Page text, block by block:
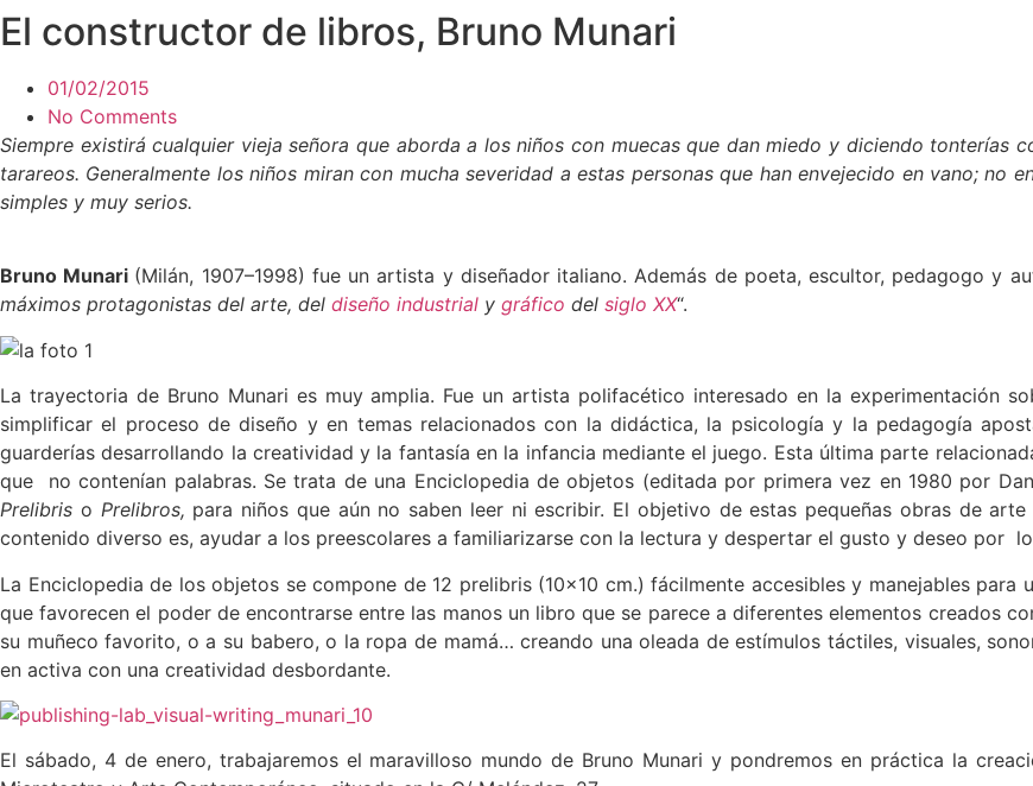
Saltar
al
contenido
El constructor de libros, Bruno Munari
01/02/2015
No Comments
Siempre existirá cualquier vieja señora que aborda a los niños con muecas que dan miedo y diciendo tonterías
tarareos. Generalmente los niños miran con mucha severidad a estas personas que han envejecido en vano; no
simples y muy serios.
Bruno Munari (Milán, 1907–1998) fue un artista y diseñador italiano. Además de poeta, escultor, pedagogo y
máximos protagonistas del arte, del diseño industrial y gráfico del siglo XX“.
La trayectoria de Bruno Munari es muy amplia. Fue un artista polifacético interesado en la experimentación
simplificar el proceso de diseño y en temas relacionados con la didáctica, la psicología y la pedagogía
guarderías desarrollando la creatividad y la fantasía en la infancia mediante el juego. Esta última parte
que no contenían palabras. Se trata de una Enciclopedia de objetos (editada por primera vez en 1980 por
Prelibris o Prelibros, para niños que aún no saben leer ni escribir. El objetivo de estas pequeñas obras de
contenido diverso es, ayudar a los preescolares a familiarizarse con la lectura y despertar el gusto y deseo por
La Enciclopedia de los objetos se compone de 12 prelibris (10×10 cm.) fácilmente accesibles y manejables
que favorecen el poder de encontrarse entre las manos un libro que se parece a diferentes elementos creados
su muñeco favorito, o a su babero, o la ropa de mamá… creando una oleada de estímulos táctiles, visuales,
en activa con una creatividad desbordante.
El sábado, 4 de enero, trabajaremos el maravilloso mundo de Bruno Munari y pondremos en práctica la